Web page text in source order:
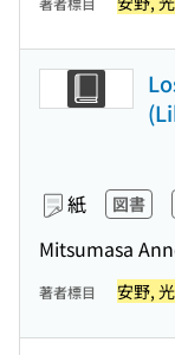
紙 図書
Mitsumasa
著者標目 安野,